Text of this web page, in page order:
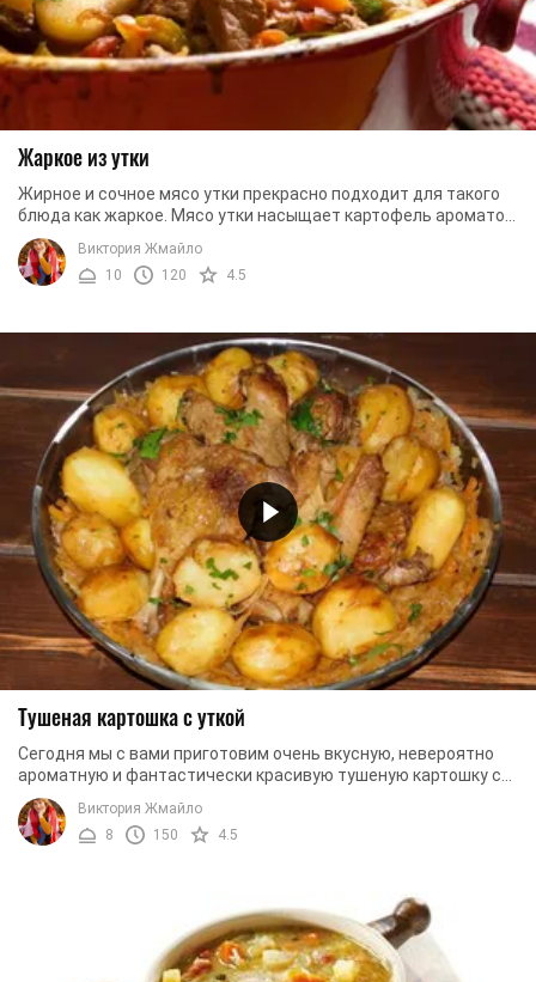
Жаркое из утки
Жирное и сочное мясо утки прекрасно подходит для такого
блюда как жаркое. Мясо утки насыщает картофель ароматом
и жиром, овощи дополняют вкусовыми ...
Виктория Жмайло
10
120 4.5
Тушеная картошка с уткой
Сегодня мы с вами приготовим очень вкусную, невероятно
ароматную и фантастически красивую тушеную картошку с
уткой. Блюдо не сложное в приготовлении, ...
Виктория Жмайло
8
150 4.5